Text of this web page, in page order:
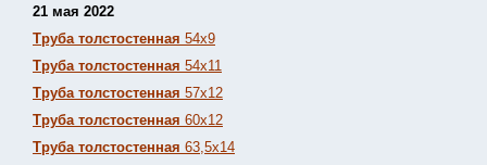
21 мая 2022
Труба толстостенная 54х9
Труба толстостенная 54х11
Труба толстостенная 57х12
Труба толстостенная 60х12
Труба толстостенная 63,5х14